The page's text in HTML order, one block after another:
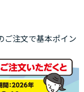
ご注文で基本ポイン